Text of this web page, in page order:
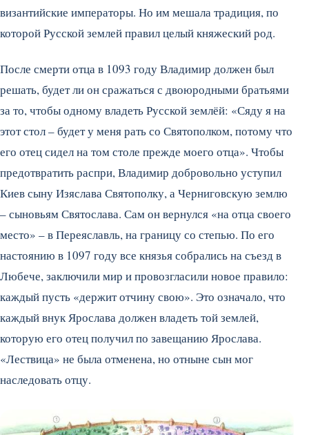
византийские императоры. Но им мешала традиция, по
которой Русской землей правил целый княжеский род.
После смерти отца в 1093 году Владимир должен был
решать, будет ли он сражаться с двоюродными братьями
за то, чтобы одному владеть Русской землёй: «Сяду я на
этот стол – будет у меня рать со Святополком, потому что
его отец сидел на том столе прежде моего отца». Чтобы
предотвратить распри, Владимир добровольно уступил
Киев сыну Изяслава Святополку, а Черниговскую землю
– сыновьям Святослава. Сам он вернулся «на отца своего
место» – в Переяславль, на границу со степью. По его
настоянию в 1097 году все князья собрались на съезд в
Любече, заключили мир и провозгласили новое правило:
каждый пусть «держит отчину свою». Это означало, что
каждый внук Ярослава должен владеть той землей,
которую его отец получил по завещанию Ярослава.
«Лествица» не была отменена, но отныне сын мог
наследовать отцу.